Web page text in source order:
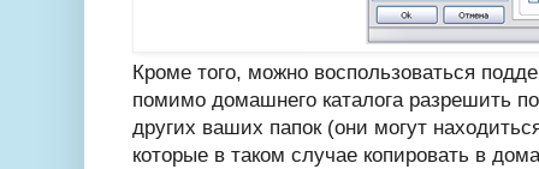
Кроме того, можно воспользоваться
помимо домашнего каталога разрешить
других ваших папок (они могут
которые в таком случае копировать в